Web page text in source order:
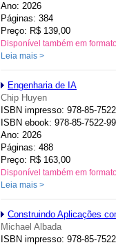
Ano: 2026
Páginas: 384
Preço: R$ 139,00
Disponível também em
Leia mais >
Engenharia de IA
Chip Huyen
ISBN impresso: 978-85-
ISBN ebook: 978-85-7522-
Ano: 2026
Páginas: 488
Preço: R$ 163,00
Disponível também em
Leia mais >
Construindo Aplicações
Michael Albada
ISBN impresso: 978-85-